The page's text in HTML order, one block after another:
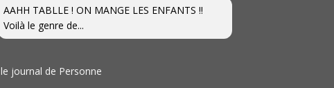
AAHH TABLLE ! ON MANGE LES ENFANTS !!
Voilà le genre de...
le journal de Personne